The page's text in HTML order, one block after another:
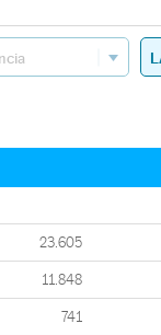
23.605
11.848
741